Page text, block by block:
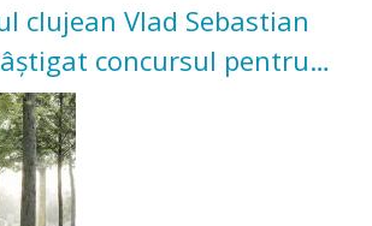
clujean Vlad Sebastian
concursul pentru
Grădinii Casei